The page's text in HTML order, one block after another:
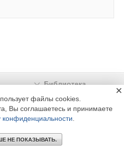
Библиотека
Реклама
дом «МЕДИА ТЕХНОЛОДЖИ» +7 (495) 665-00-
файлы cookies.
Вы соглашаетесь и принимаете
конфиденциальности
НЕ ПОКАЗЫВАТЬ.
×